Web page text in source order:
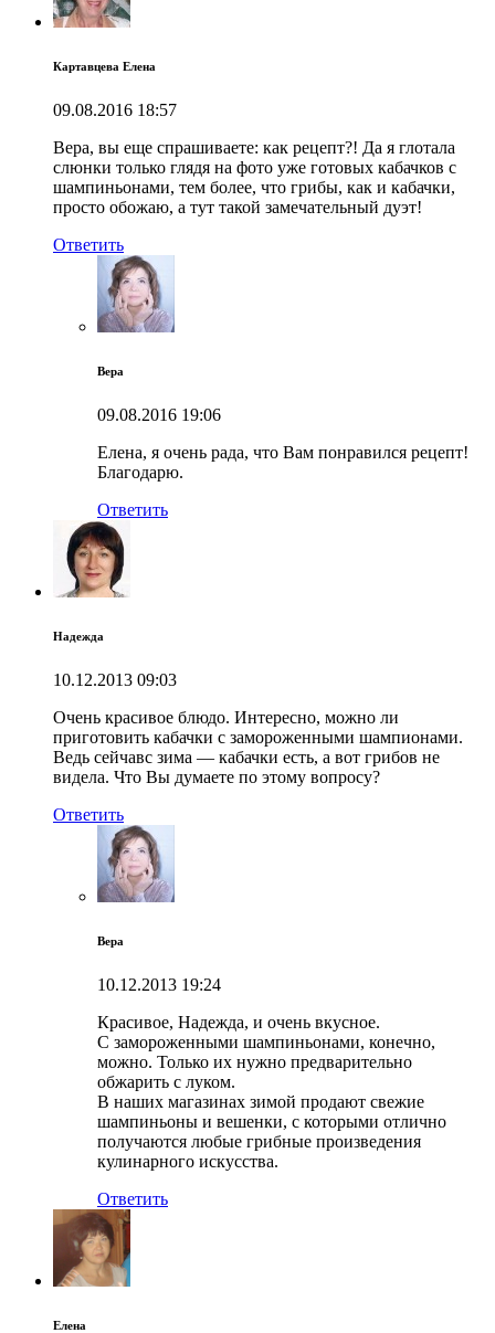
Картавцева Елена
09.08.2016 18:57
Вера, вы еще спрашиваете: как рецепт?! Да я глотала
слюнки только глядя на фото уже готовых кабачков с
шампиньонами, тем более, что грибы, как и кабачки,
просто обожаю, а тут такой замечательный дуэт!
Ответить
Вера
09.08.2016 19:06
Елена, я очень рада, что Вам понравился рецепт!
Благодарю.
Ответить
Надежда
10.12.2013 09:03
Очень красивое блюдо. Интересно, можно ли
приготовить кабачки с замороженными шампионами.
Ведь сейчавс зима — кабачки есть, а вот грибов не
видела. Что Вы думаете по этому вопросу?
Ответить
Вера
10.12.2013 19:24
Красивое, Надежда, и очень вкусное.
С замороженными шампиньонами, конечно,
можно. Только их нужно предварительно
обжарить с луком.
В наших магазинах зимой продают свежие
шампиньоны и вешенки, с которыми отлично
получаются любые грибные произведения
кулинарного искусства.
Ответить
Елена